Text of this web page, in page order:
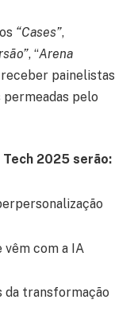
“Cases”,
, “Arena
painelistas
permeadas pelo
2025 serão:
vêm com a IA
da transformação